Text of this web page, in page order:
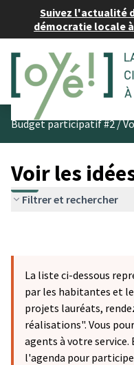
Suivez l'actualité
démocratie locale
Budget participatif #2/
Voir les
Filtrer et rechercher
La liste ci-dessous
par les habitantes et
projets lauréats,
réalisations". Vous
agents à votre
l'agenda pour